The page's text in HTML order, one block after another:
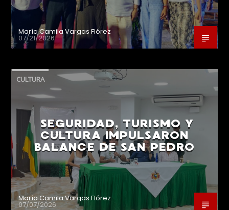
María Camila Vargas Flórez
07/21/2026
CULTURA
SEGURIDAD, TURISMO Y
CULTURA IMPULSARON
BALANCE DE SAN PEDRO
María Camila Vargas Flórez
07/07/2026